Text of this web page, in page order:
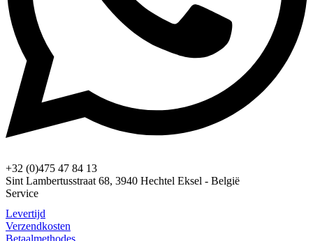
+32 (0)475 47 84 13
Sint Lambertusstraat 68, 3940 Hechtel Eksel - België
Service
Levertijd
Verzendkosten